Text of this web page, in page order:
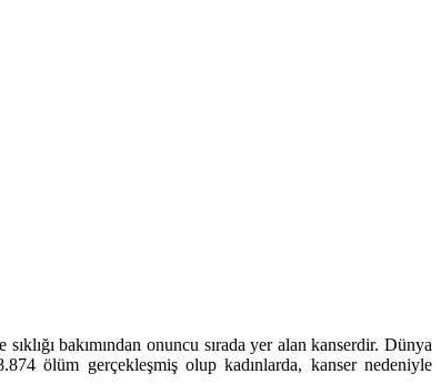
bakımından onuncu sırada yer alan kanserdir. Dünya
ölüm gerçekleşmiş olup kadınlarda, kanser nedeniyle